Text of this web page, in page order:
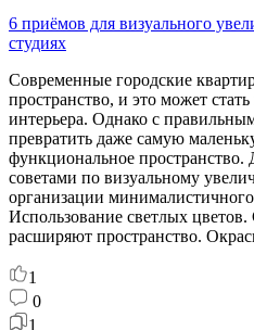
6 приёмов для визуального
студиях
Современные городские
пространство, и это может
интерьера. Однако с
превратить даже самую
функциональное
советами по визуальному
организации
Использование светлых
расширяют пространство.
1
0
1